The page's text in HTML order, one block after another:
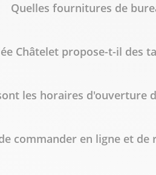
Quelles fournitures de
Châtelet propose-t-il des
les horaires d'ouverture
commander en ligne et